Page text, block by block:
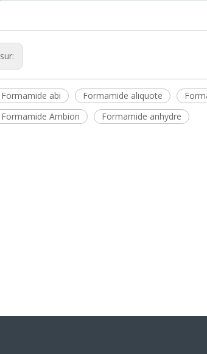
sur:
Formamide abi Formamide aliquote
Formamide Ambion
Formamide anhydre